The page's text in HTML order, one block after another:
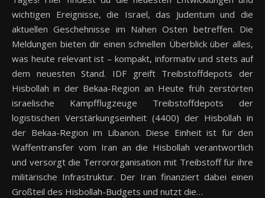
wichtigen Ereignisse, die Israel, das Judentum und die
aktuellen Geschehnisse im Nahen Osten betreffen. Die
Meldungen bieten dir einen schnellen Überblick über alles,
was heute relevant ist – kompakt, informativ und stets auf
dem neuesten Stand. IDF greift Treibstoffdepots der
Hisbollah in der Bekaa-Region an Heute früh zerstörten
israelische Kampfflugzeuge Treibstoffdepots der
logistischen Verstärkungseinheit (4400) der Hisbollah in
der Bekaa-Region im Libanon. Diese Einheit ist für den
Waffentransfer vom Iran an die Hisbollah verantwortlich
und versorgt die Terrororganisation mit Treibstoff für ihre
militärische Infrastruktur. Der Iran finanziert dabei einen
Großteil des Hisbollah-Budgets und nutzt die…